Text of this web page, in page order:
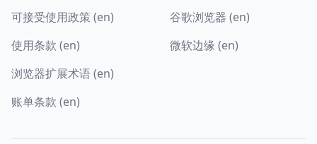
可接受使用政策 (en)
使用条款 (en)
浏览器扩展术语 (en)
账单条款 (en)
谷歌浏览器 (en)
微软边缘 (en)